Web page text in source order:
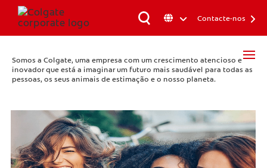
Somos a Colgate, uma empresa com um crescimento atencioso e
inovador que está a imaginar um futuro mais saudável para todas as
pessoas, os seus animais de estimação e o nosso planeta.
Contacte-nos